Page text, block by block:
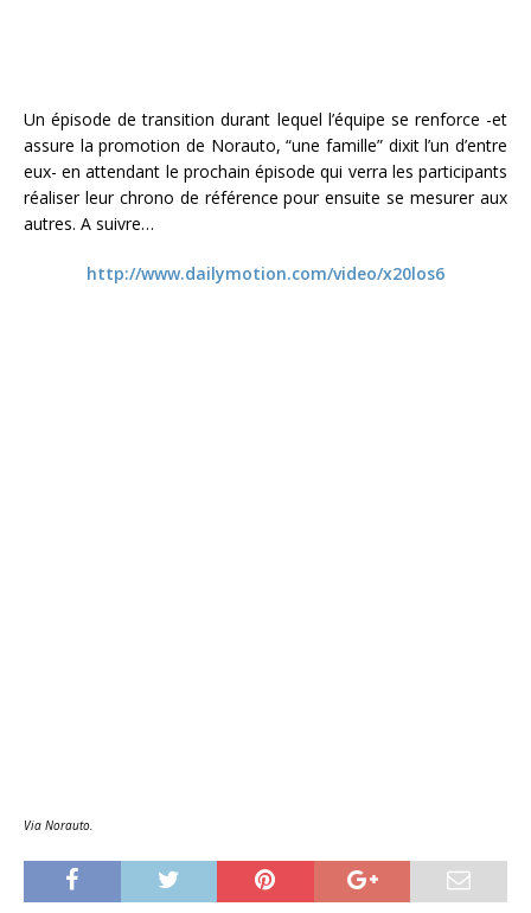
Un épisode de transition durant lequel l’équipe se renforce -et
assure la promotion de Norauto, “une famille” dixit l’un d’entre
eux- en attendant le prochain épisode qui verra les participants
réaliser leur chrono de référence pour ensuite se mesurer aux
autres. A suivre…
http://www.dailymotion.com/video/x20los6
Via Norauto.